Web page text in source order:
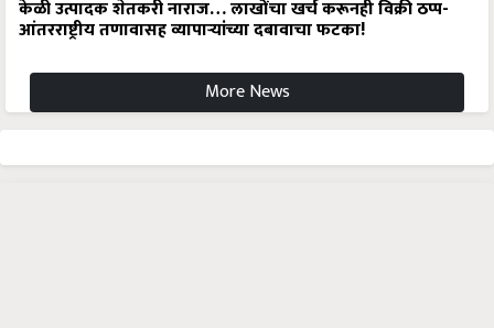
केळी उत्पादक शेतकरी नाराज… लाखोंचा खर्च करूनही विक्री ठप्प-
आंतरराष्ट्रीय तणावासह व्यापाऱ्यांच्या दबावाचा फटका!
More News